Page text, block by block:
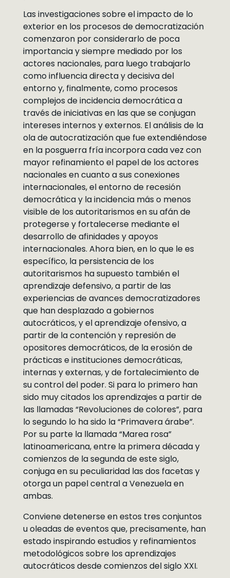
Las investigaciones sobre el impacto de lo
exterior en los procesos de democratización
comenzaron por considerarlo de poca
importancia y siempre mediado por los
actores nacionales, para luego trabajarlo
como influencia directa y decisiva del
entorno y, finalmente, como procesos
complejos de incidencia democrática a
través de iniciativas en las que se conjugan
intereses internos y externos. El análisis de la
ola de autocratización que fue extendiéndose
en la posguerra fría incorpora cada vez con
mayor refinamiento el papel de los actores
nacionales en cuanto a sus conexiones
internacionales, el entorno de recesión
democrática y la incidencia más o menos
visible de los autoritarismos en su afán de
protegerse y fortalecerse mediante el
desarrollo de afinidades y apoyos
internacionales. Ahora bien, en lo que le es
específico, la persistencia de los
autoritarismos ha supuesto también el
aprendizaje defensivo, a partir de las
experiencias de avances democratizadores
que han desplazado a gobiernos
autocráticos, y el aprendizaje ofensivo, a
partir de la contención y represión de
opositores democráticos, de la erosión de
prácticas e instituciones democráticas,
internas y externas, y de fortalecimiento de
su control del poder. Si para lo primero han
sido muy citados los aprendizajes a partir de
las llamadas “Revoluciones de colores”, para
lo segundo lo ha sido la “Primavera árabe”.
Por su parte la llamada “Marea rosa”
latinoamericana, entre la primera década y
comienzos de la segunda de este siglo,
conjuga en su peculiaridad las dos facetas y
otorga un papel central a Venezuela en
ambas.
Conviene detenerse en estos tres conjuntos
u oleadas de eventos que, precisamente, han
estado inspirando estudios y refinamientos
metodológicos sobre los aprendizajes
autocráticos desde comienzos del siglo XXI.